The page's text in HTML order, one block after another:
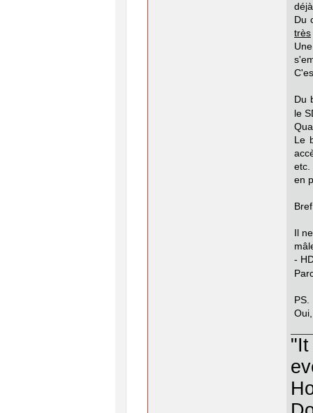
Du
très
Du
le
Le
etc.
en
Il
-
PS.
"It